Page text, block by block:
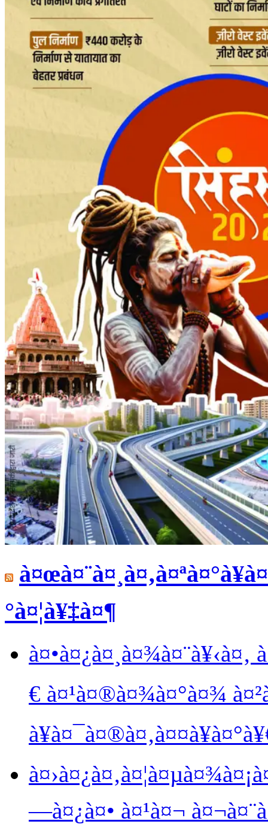
°à¤¦à¥‡à¤¶
à¤•à¤¿à¤¸à¤¾à¤¨à¥‹à¤‚
€ à¤¹à¤®à¤¾à¤°à¤¾
—à¤¿à¤• à¤¹à¤¬